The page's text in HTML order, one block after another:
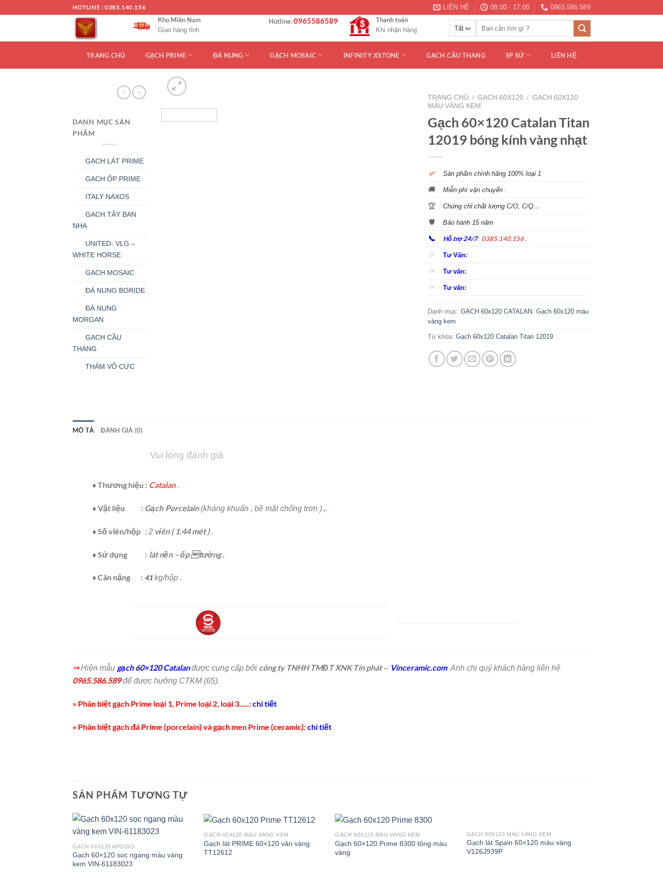
dung
HOTLINE : 0385.140.156 LIÊN HỆ 08:00 - 17:00 0965.586.589
Kho Miền Nam
Giao hàng tỉnh
Hotline:0965586589 Thanh toán
Khi nhận hàng
Tìm
kiếm:
TRANG CHỦ GẠCH PRIME ĐÁ NUNG GẠCH MOSAIC INFINITY XSTONE GẠCH CẦU THANG SP SỨ LIÊN HỆ
DANH MỤC SẢN
PHẨM
GẠCH LÁT PRIME
GẠCH ỐP PRIME
ITALY NAXOS
GẠCH TÂY BAN
NHA
UNITED- VLG –
WHITE HORSE
GẠCH MOSAIC
ĐÁ NUNG BORIDE
ĐÁ NUNG
MORGAN
GẠCH CẦU
THANG
THẢM VÔ CỰC
TRANG CHỦ / GẠCH 60X120 / GẠCH 60X120
MÀU VÀNG KEM
Gạch 60×120 Catalan Titan
12019 bóng kính vàng nhạt
✅ Sản phẩm chính hãng 100% loại 1
🚚 Miễn phí vận chuyển .
🏆 Chứng chỉ chất lượng C/O, C/Q…
🛡️ Bảo hành 15 năm
📞 Hỗ trợ 24/7: 0385.140.156 .
☞ Tư Vấn:
☞ Tư vấn:
☞ Tư vấn:
Danh mục: GẠCH 60x120 CATALAN Gạch 60x120 màu
vàng kem
Từ khóa: Gạch 60x120 Catalan Titan 12019
MÔ TẢ ĐÁNH GIÁ (0)
Vui lòng đánh giá
♦ Thương hiệu : Catalan .
♦ Vật liệu : Gạch Porcelain(kháng khuẩn , bề mặt chống trơn ) .
♦ Số vỉên/hộp :2 vỉên( 1.44 mét ).
♦ Sử dụng : lát nền – ốp tường .
♦ Cân nặng : 41kg/hộp .
⇒Hiện mẫu gạch 60×120 Catalanđược cung cấp bởi công ty TNHH TMĐT XNK Tín phát– Vinceramic.com Anh chị quý khách hàng liên hệ
0965.586.589để được hưởng CTKM (65).
» Phân biệt gạch Prime loại 1, Prime loại 2, loại 3…..:chi tiết
» Phân biệt gạch đá Prime (porcelain) và gạch men Prime (ceramic):chi tiết
SẢN PHẨM TƯƠNG TỰ
GẠCH 60X120 APODIO
Gạch 60×120 sọc ngang màu vàng
kem VIN-61183023
GẠCH 60X120 MÀU VÀNG KEM
Gạch lát PRIME 60×120 vân vàng
TT12612
GẠCH 60X120 MÀU VÀNG KEM
Gạch 60×120 Prime 8300 tông màu
vàng
GẠCH 60X120 MÀU VÀNG KEM
Gạch lát Spain 60×120 màu vàng
V126J939P